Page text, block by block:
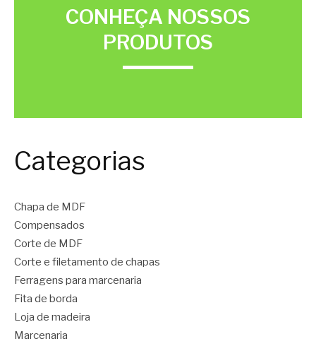
CONHEÇA NOSSOS
PRODUTOS
Categorias
Chapa de MDF
Compensados
Corte de MDF
Corte e filetamento de chapas
Ferragens para marcenaria
Fita de borda
Loja de madeira
Marcenaria